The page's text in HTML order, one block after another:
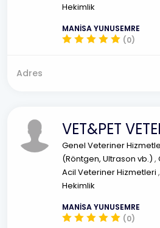
Hekimlik
MANİSA YUNUSEMRE
(0)
Adres
VET&PET
Genel Veteriner
(Röntgen, Ultrason vb.) ,
Acil Veteriner Hizmetleri ,
Hekimlik
MANİSA YUNUSEMRE
(0)